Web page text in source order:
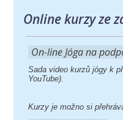
Online kurzy ze
On-line Jóga na
Sada video kurzů jógy k
YouTube).
Kurzy je možno si